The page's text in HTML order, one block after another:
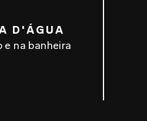
D'ÁGUA
na banheira